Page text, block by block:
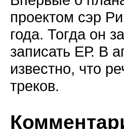
проектом сэр
года. Тогда он
записать ЕР. В
известно, что
треков.